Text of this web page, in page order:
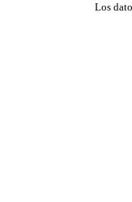
Los